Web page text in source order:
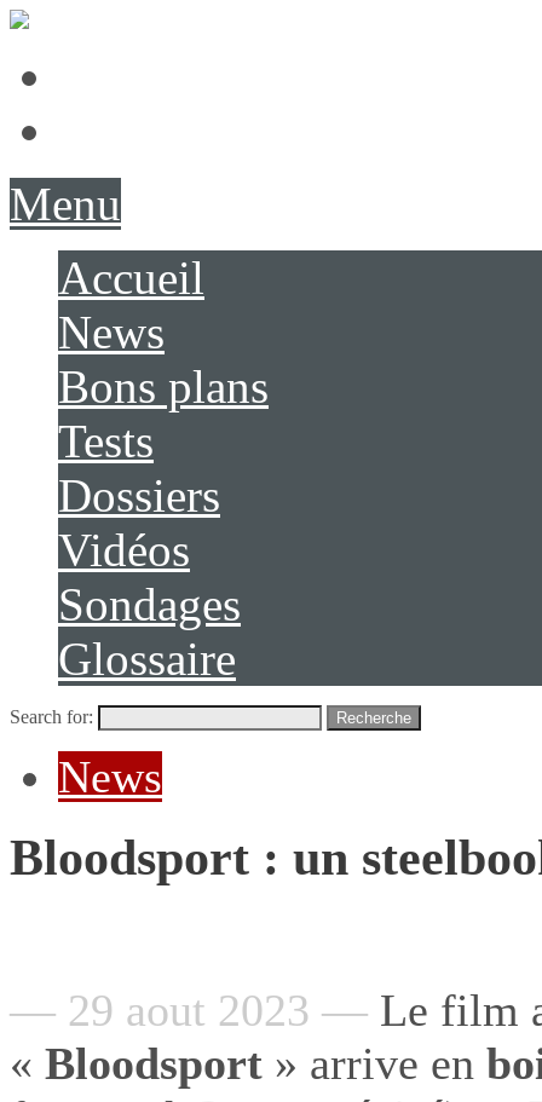
Menu
Accueil
News
Bons plans
Tests
Dossiers
Vidéos
Sondages
Glossaire
Search for: Recherche
News
Bloodsport : un
— 29 aout 2023 — Le film
« Bloodsport » arrive en